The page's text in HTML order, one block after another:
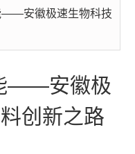
——安徽极速生物科技
——安徽极
创新之路